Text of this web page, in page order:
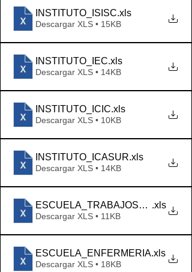
INSTITUTO_ISISC.xls
Descargar XLS • 15KB
INSTITUTO_IEC.xls
Descargar XLS • 14KB
INSTITUTO_ICIC.xls
Descargar XLS • 10KB
INSTITUTO_ICASUR.xls
Descargar XLS • 14KB
ESCUELA_TRABAJOSOCIAL
.xls
Descargar XLS • 11KB
ESCUELA_ENFERMERIA.xls
Descargar XLS • 18KB